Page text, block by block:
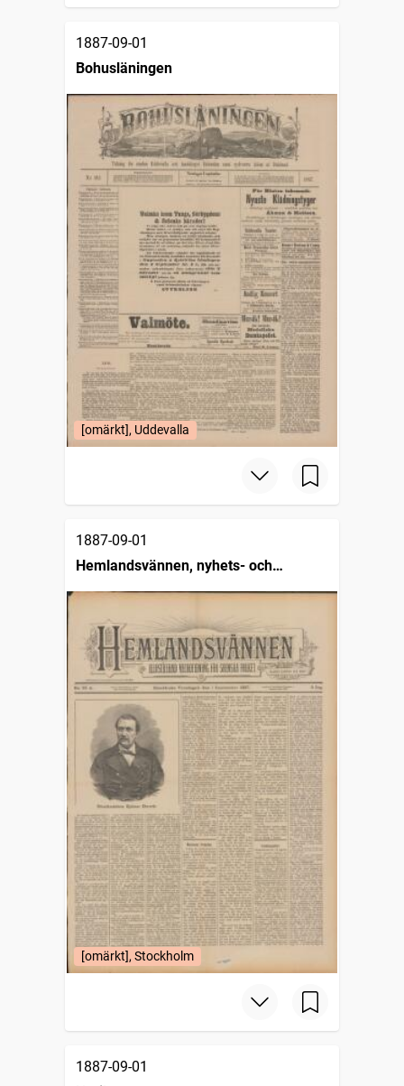
1887-09-01
Bohusläningen
[omärkt], Uddevalla
1887-09-01
Hemlandsvännen, nyhets- och
[omärkt], Stockholm
1887-09-01